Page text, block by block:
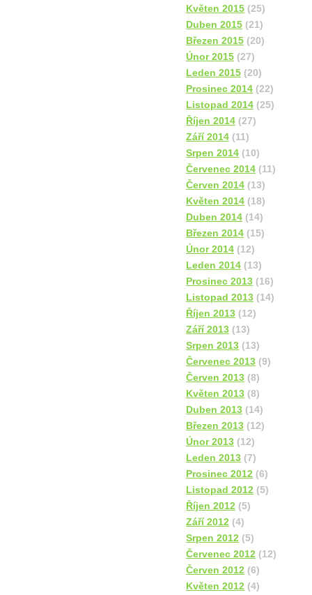
Květen 2015 (25)
Duben 2015 (21)
Březen 2015 (20)
Únor 2015 (27)
Leden 2015 (20)
Prosinec 2014 (22)
Listopad 2014 (25)
Říjen 2014 (27)
Září 2014 (11)
Srpen 2014 (10)
Červenec 2014 (11)
Červen 2014 (13)
Květen 2014 (18)
Duben 2014 (14)
Březen 2014 (15)
Únor 2014 (12)
Leden 2014 (13)
Prosinec 2013 (16)
Listopad 2013 (14)
Říjen 2013 (12)
Září 2013 (13)
Srpen 2013 (13)
Červenec 2013 (9)
Červen 2013 (8)
Květen 2013 (8)
Duben 2013 (14)
Březen 2013 (12)
Únor 2013 (12)
Leden 2013 (7)
Prosinec 2012 (6)
Listopad 2012 (5)
Říjen 2012 (5)
Září 2012 (4)
Srpen 2012 (5)
Červenec 2012 (12)
Červen 2012 (6)
Květen 2012 (4)